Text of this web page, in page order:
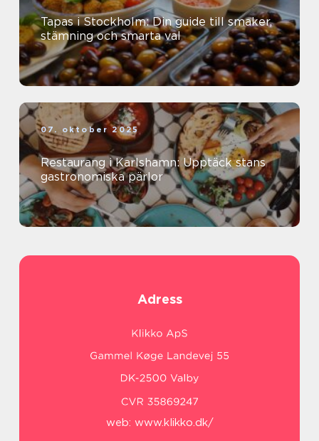
Tapas i Stockholm: Din guide till smaker,
stämning och smarta val
07. oktober 2025
Restaurang i Karlshamn: Upptäck stans
gastronomiska pärlor
Adress
web: www.klikko.dk/